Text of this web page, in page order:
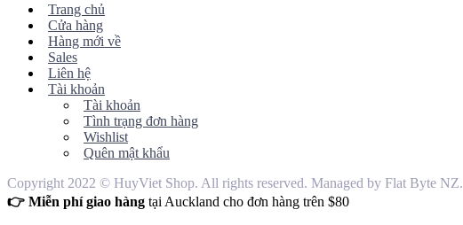
Trang chủ
Cửa hàng
Hàng mới về
Sales
Liên hệ
Tài khoản
Tài khoản
Tình trạng đơn hàng
Wishlist
Quên mật khẩu
Copyright 2022 © HuyViet Shop. All rights reserved. Managed by Flat Byte NZ.
👉 Miễn phí giao hàng tại Auckland cho đơn hàng trên $80